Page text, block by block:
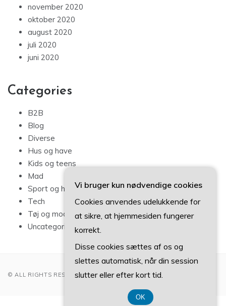
november 2020
oktober 2020
august 2020
juli 2020
juni 2020
Categories
B2B
Blog
Diverse
Hus og have
Kids og teens
Mad
Sport og hobby
Tech
Tøj og mode
Uncategorized
© ALL RIGHTS RESERVED 2022
Vi bruger kun nødvendige cookies
Cookies anvendes udelukkende for
at sikre, at hjemmesiden fungerer
korrekt.
Disse cookies sættes af os og
slettes automatisk, når din session
slutter eller efter kort tid.
OK